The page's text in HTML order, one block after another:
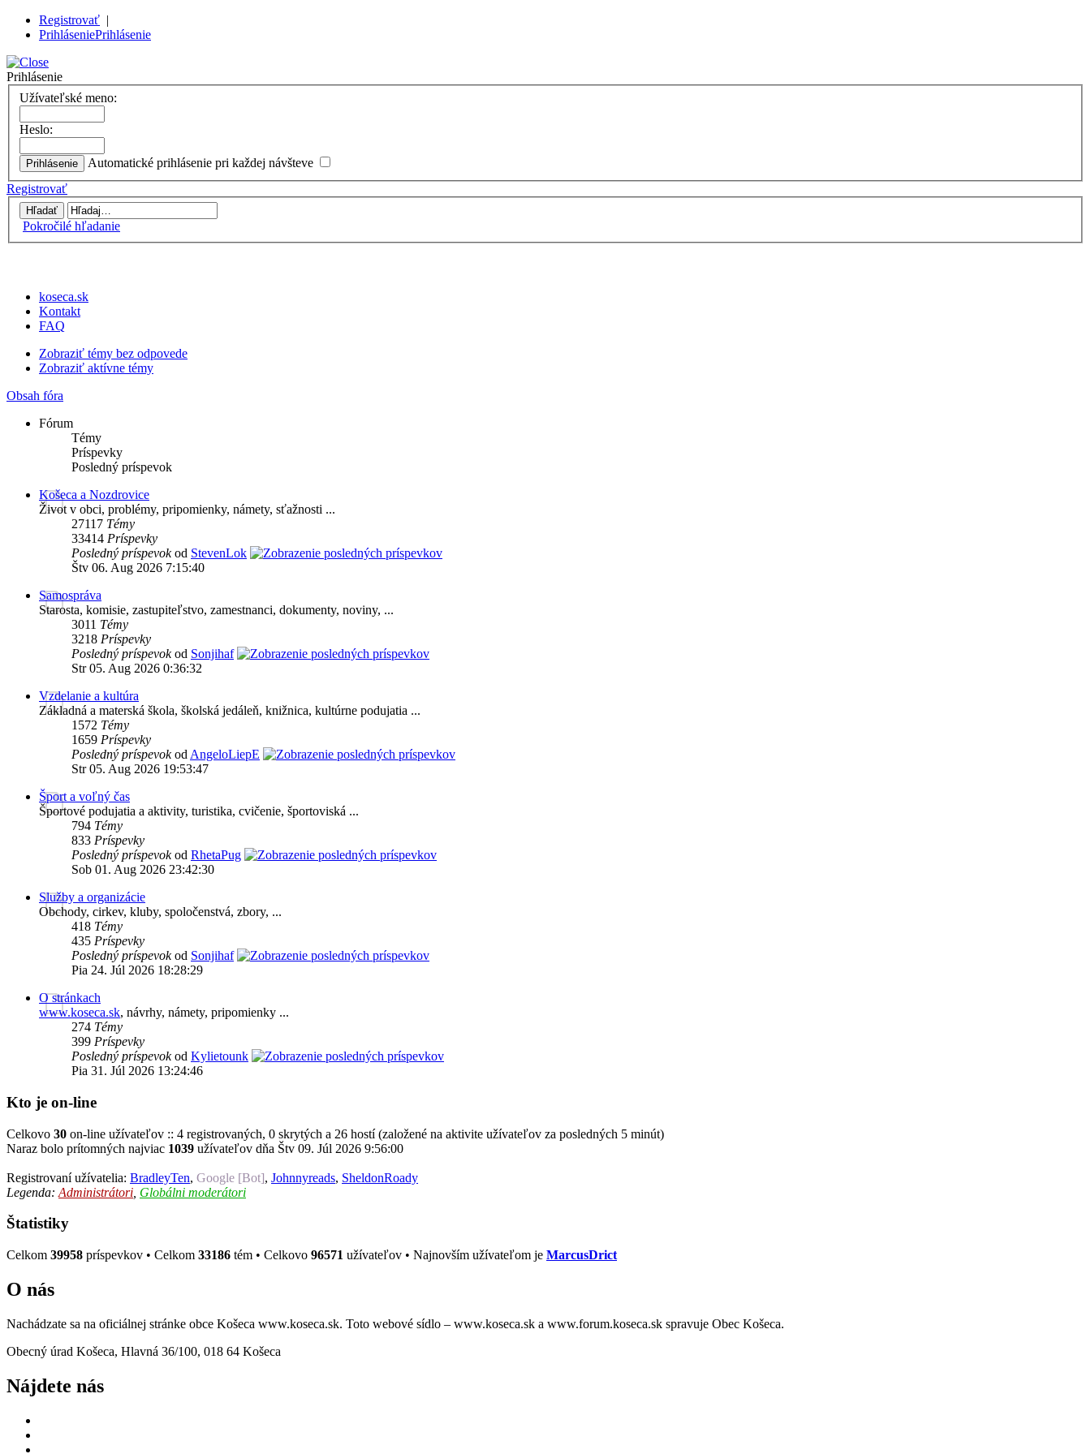
Registrovať |
PrihláseniePrihlásenie
Prihlásenie
Užívateľské meno:
Heslo:
Automatické prihlásenie pri každej návšteve
Registrovať
Pokročilé hľadanie
koseca.sk
Kontakt
FAQ
Zobraziť témy bez odpovede
Zobraziť aktívne témy
Obsah fóra
Fórum
Témy
Príspevky
Posledný príspevok
Košeca a Nozdrovice
Život v obci, problémy, pripomienky, námety, sťažnosti ...
27117 Témy
33414 Príspevky
Posledný príspevokod StevenLok
Štv 06. Aug 2026 7:15:40
Samospráva
Starosta, komisie, zastupiteľstvo, zamestnanci, dokumenty, noviny, ...
3011 Témy
3218 Príspevky
Posledný príspevokod Sonjihaf
Str 05. Aug 2026 0:36:32
Vzdelanie a kultúra
Základná a materská škola, školská jedáleň, knižnica, kultúrne podujatia ...
1572 Témy
1659 Príspevky
Posledný príspevokod AngeloLiepE
Str 05. Aug 2026 19:53:47
Šport a voľný čas
Športové podujatia a aktivity, turistika, cvičenie, športoviská ...
794 Témy
833 Príspevky
Posledný príspevokod RhetaPug
Sob 01. Aug 2026 23:42:30
Služby a organizácie
Obchody, cirkev, kluby, spoločenstvá, zbory, ...
418 Témy
435 Príspevky
Posledný príspevokod Sonjihaf
Pia 24. Júl 2026 18:28:29
O stránkach
www.koseca.sk, návrhy, námety, pripomienky ...
274 Témy
399 Príspevky
Posledný príspevokod Kylietounk
Pia 31. Júl 2026 13:24:46
Kto je on-line
Celkovo 30 on-line užívateľov :: 4 registrovaných, 0 skrytých a 26 hostí (založené na aktivite užívateľov za posledných 5 minút)
Naraz bolo prítomných najviac 1039 užívateľov dňa Štv 09. Júl 2026 9:56:00
Registrovaní užívatelia: BradleyTen, Google [Bot], Johnnyreads, SheldonRoady
Legenda: Administrátori Globálni moderátori
Štatistiky
Celkom 39958 príspevkov • Celkom 33186 tém • Celkovo 96571 užívateľov • Najnovším užívateľom je MarcusDrict
O nás
Nachádzate sa na oficiálnej stránke obce Košeca www.koseca.sk. Toto webové sídlo – www.koseca.sk a www.forum.koseca.sk spravuje Obec Košeca.
Obecný úrad Košeca, Hlavná 36/100, 018 64 Košeca
Nájdete nás